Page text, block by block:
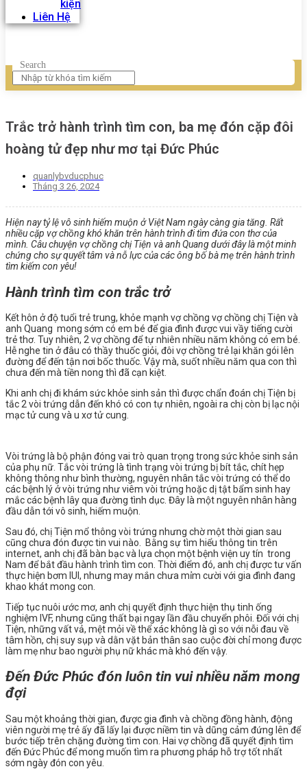
kiện
Liên Hệ
Search
Trắc trở hành trình tìm con, ba mẹ đón cặp đôi
hoàng tử đẹp như mơ tại Đức Phúc
quanlybvducphuc
Tháng 3 26, 2024
Hiện nay tỷ lệ vô sinh hiếm muộn ở Việt Nam ngày càng gia tăng. Rất
nhiều cặp vợ chồng khó khăn trên hành trình đi tìm đứa con thơ của
mình. Câu chuyện vợ chồng chị Tiện và anh Quang dưới đây là một minh
chứng cho sự quyết tâm và nỗ lực của các ông bố bà mẹ trên hành trình
tìm kiếm con yêu!
Hành trình tìm con trắc trở
️Kết hôn ở độ tuổi trẻ trung, khỏe mạnh vợ chồng vợ chồng chị Tiện và
anh Quang mong sớm có em bé để gia đình được vui vầy tiếng cười
trẻ thơ. Tuy nhiên, 2 vợ chồng để tự nhiên nhiều năm không có em bé.
Hễ nghe tin ở đâu có thầy thuốc giỏi, đôi vợ chồng trẻ lại khăn gói lên
đường để đến tận nơi bốc thuốc. Vậy mà, suốt nhiều năm qua con thì
chưa đến mà tiền nong thì đã cạn kiệt.
Khi anh chị đi khám sức khỏe sinh sản thì được chẩn đoán chị Tiện bị
tắc 2 vòi trứng dẫn đến khó có con tự nhiên, ngoài ra chị còn bị lạc nội
mạc tử cung và u xơ tử cung.
Vòi trứng là bộ phận đóng vai trò quan trọng trong sức khỏe sinh sản
của phụ nữ. Tắc vòi trứng là tình trạng vòi trứng bị bít tắc, chít hẹp
không thông như bình thường, nguyên nhân tắc vòi trứng có thể do
các bệnh lý ở vòi trứng như viêm vòi trứng hoặc dị tật bẩm sinh hay
mắc các bệnh lây qua đường tình dục. Đây là một nguyên nhân hàng
đầu dẫn tới vô sinh, hiếm muộn.
️Sau đó, chị Tiện mổ thông vòi trứng nhưng chờ một thời gian sau
cũng chưa đón được tin vui nào. Bằng sự tìm hiểu thông tin trên
internet, anh chị đã bàn bạc và lựa chọn một bệnh viện uy tín trong
Nam để bắt đầu hành trình tìm con. Thời điểm đó, anh chị được tư vấn
thực hiện bơm IUI, nhưng may mắn chưa mỉm cười với gia đình đang
khao khát mong con.
Tiếp tục nuôi ước mơ, anh chị quyết định thực hiện thụ tinh ống
nghiệm IVF, nhưng cũng thất bại ngay lần đầu chuyển phôi. Đối với chị
Tiện, những vất vả, mệt mỏi về thể xác không là gì so với nỗi đau về
tâm hồn, chị suy sụp và dằn vặt bản thân sao cuộc đời chỉ mong được
làm mẹ như bao người phụ nữ khác mà khó đến vậy.
Đến Đức Phúc đón luôn tin vui nhiều năm mong
đợi
️Sau một khoảng thời gian, được gia đình và chồng đồng hành, động
viên người mẹ trẻ ấy đã lấy lại được niềm tin và dũng cảm đứng lên để
bước tiếp trên chặng đường tìm con. Hai vợ chồng đã quyết định tìm
đến Đức Phúc để mong muốn tìm ra phương pháp hỗ trợ tốt nhất
sớm ngày đón con yêu.